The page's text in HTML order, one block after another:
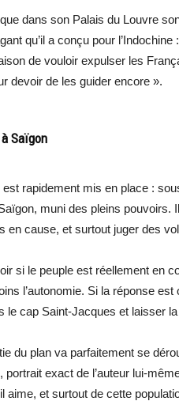
dans son Palais du Louvre
qu’il a conçu pour
de vouloir expulser les
devoir de les guider encore ».
Saïgon
est rapidement mis en place :
muni des pleins pouvoirs.
en cause, et surtout juger des
si le peuple est réellement en
l’autonomie. Si la réponse
le cap Saint-Jacques et laisser
du plan va parfaitement se
portrait exact de l’auteur lui-
aime, et surtout de cette